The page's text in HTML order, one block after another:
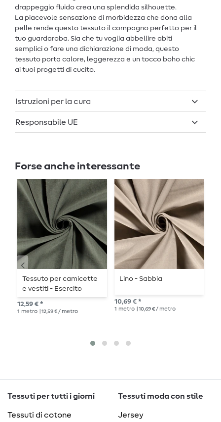
drappeggio fluido crea una splendida silhouette.
La piacevole sensazione di morbidezza che dona alla
pelle rende questo tessuto il compagno perfetto per il
tuo guardaroba. Sia che tu voglia abbellire abiti
semplici o fare una dichiarazione di moda, questo
tessuto porta calore, leggerezza e un tocco boho chic
ai tuoi progetti di cucito.
Istruzioni per la cura
Responsabile UE
Forse anche interessante
Tessuto per camicette
e vestiti - Esercito
12,59 € *
1 metro | 12,59 € / metro
Lino - Sabbia
10,69 € *
1 metro | 10,69 € / metro
Tessuti per tutti i giorni
Tessuti di cotone
Tessuti moda con stile
Jersey